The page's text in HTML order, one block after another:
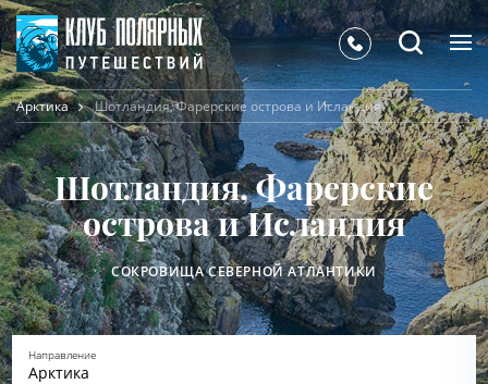
Арктика Шотландия, Фарерские острова и Исландия
Шотландия, Фарерские
острова и Исландия
СОКРОВИЩА СЕВЕРНОЙ АТЛАНТИКИ
Направление
Арктика